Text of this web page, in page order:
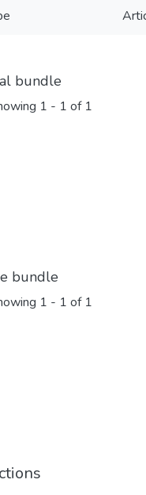
bundle
1 - 1 of 1
bundle
1 - 1 of 1